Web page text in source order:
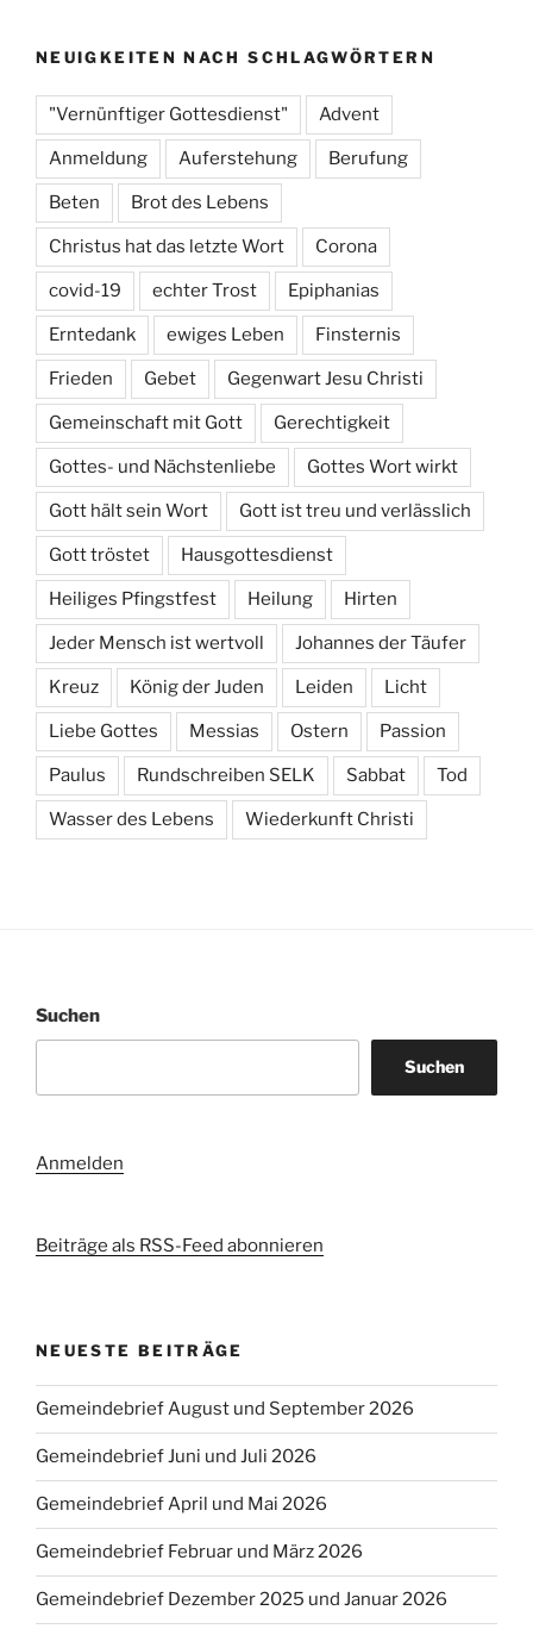
NEUIGKEITEN NACH SCHLAGWÖRTERN
"Vernünftiger Gottesdienst" Advent
Anmeldung Auferstehung Berufung
Beten Brot des Lebens
Christus hat das letzte Wort Corona
covid-19 echter Trost Epiphanias
Erntedank ewiges Leben Finsternis
Frieden Gebet Gegenwart Jesu Christi
Gemeinschaft mit Gott Gerechtigkeit
Gottes- und Nächstenliebe Gottes Wort wirkt
Gott hält sein Wort Gott ist treu und verlässlich
Gott tröstet Hausgottesdienst
Heiliges Pfingstfest Heilung Hirten
Jeder Mensch ist wertvoll Johannes der Täufer
Kreuz König der Juden Leiden Licht
Liebe Gottes Messias Ostern Passion
Paulus Rundschreiben SELK Sabbat Tod
Wasser des Lebens Wiederkunft Christi
Suchen
Suchen
Anmelden
Beiträge als RSS-Feed abonnieren
NEUESTE BEITRÄGE
Gemeindebrief August und September 2026
Gemeindebrief Juni und Juli 2026
Gemeindebrief April und Mai 2026
Gemeindebrief Februar und März 2026
Gemeindebrief Dezember 2025 und Januar 2026